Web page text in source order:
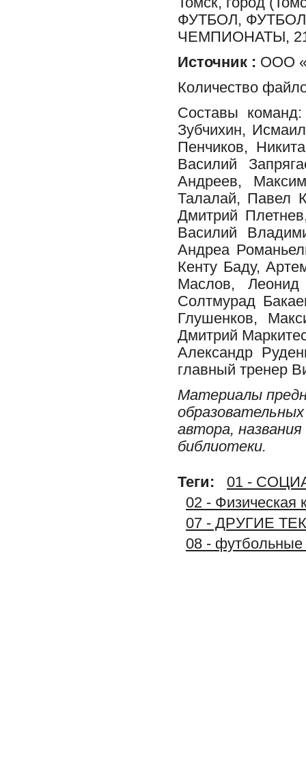
ФУТБОЛ,
ЧЕМПИОНАТЫ,
Источник : ООО
Количество
Составы
Зубчихин,
Пенчиков,
Василий
Андреев,
Талалай, Павел
Дмитрий
Василий
Андреа
Кенту Баду,
Маслов,
Солтмурад
Глушенков,
Дмитрий
Александр
главный тренер
Материалы
автора,
библиотеки.
Теги:
01 -
02 - Физическая
07 - ДРУГИЕ
08 -